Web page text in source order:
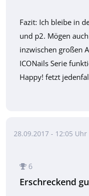
Fazit: Ich bleibe in
und p2. Mögen
inzwischen großen
ICONails Serie
Happy! fetzt
28.09.2017 - 12:05 Uhr
6
Erschreckend